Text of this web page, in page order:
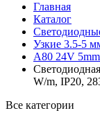
Главная
Каталог
Узкие 3.5-5
A80 24V
W/m, IP20,
Все категории